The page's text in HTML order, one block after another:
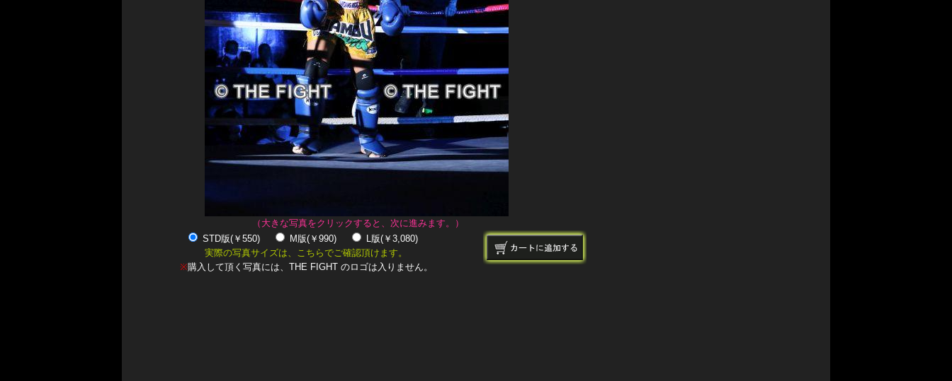
（大きな写真をクリックすると、次に進みます。）
STD版(￥550)
M版(￥990)
L版(￥3,080)
実際の写真サイズは、こちらでご確認頂けます。
※購入して頂く写真には、THE FIGHT のロゴは入りません。